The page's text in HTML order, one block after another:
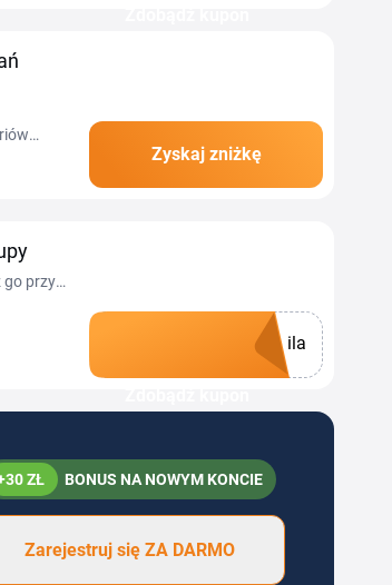
Zyskaj zniżkę
go przy
ila
ZŁ BONUS NA NOWYM KONCIE
Zarejestruj się ZA DARMO